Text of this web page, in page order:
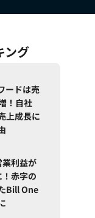
ング
ードは売
！自社
上成長に
利益が
赤字の
Bill One